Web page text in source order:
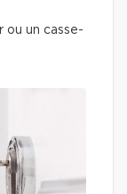
ou un casse-